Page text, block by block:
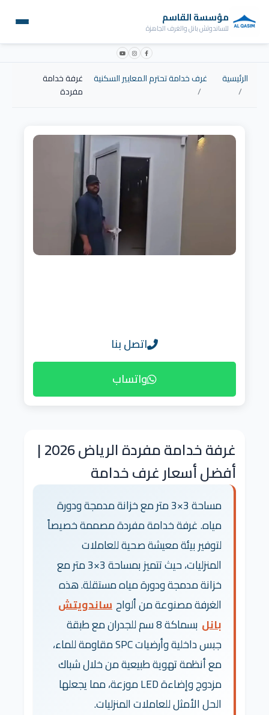
مؤسسة القاسم
للساندوتش بانل والغرف الجاهزة
الرئيسية غرف خدامة تحترم المعايير السكنية
غرفة خدامة
مفردة
اتصل بنا
واتساب
غرفة خدامة مفردة الرياض 2026 |
أفضل أسعار غرف خدامة
مساحة 3×3 متر مع خزانة مدمجة ودورة
مياه. غرفة خدامة مفردة مصممة خصيصاً
لتوفير بيئة معيشة صحية للعاملات
المنزليات، حيث تتميز بمساحة 3×3 متر مع
خزانة مدمجة ودورة مياه مستقلة. هذه
الغرفة مصنوعة من ألواحساندويتش
بانل
بسماكة 8 سم للجدران مع طبقة
جبس داخلية وأرضيات SPC مقاومة للماء،
مع أنظمة تهوية طبيعية من خلال شباك
مزدوج وإضاءة LED موزعة، مما يجعلها
الحل الأمثل للعاملات المنزليات.